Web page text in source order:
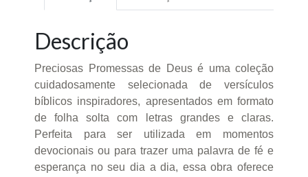
Descrição
Preciosas Promessas de Deus é uma coleção
cuidadosamente selecionada de versículos
bíblicos inspiradores, apresentados em formato
de folha solta com letras grandes e claras.
Perfeita para ser utilizada em momentos
devocionais ou para trazer uma palavra de fé e
esperança no seu dia a dia, essa obra oferece